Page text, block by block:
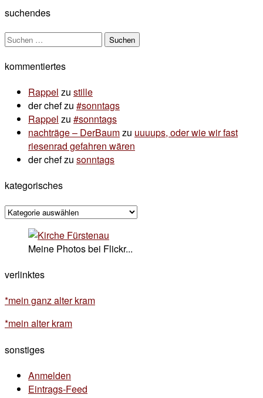
suchendes
Suchen
kommentiertes
Rappel zu stille
der chefzu #sonntags
Rappel zu #sonntags
nachträge – DerBaumzu uuuups, oder wie wir fast
riesenrad gefahren wären
der chefzu sonntags
kategorisches
kategorisches
Meine Photos bei Flickr...
verlinktes
*mein ganz alter kram
*mein alter kram
sonstiges
Anmelden
Eintrags-Feed